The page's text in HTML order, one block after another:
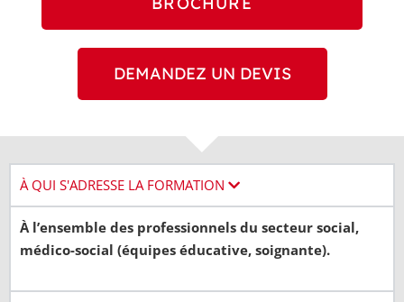
DEMANDEZ UN DEVIS
À QUI S'ADRESSE LA FORMATION
À l’ensemble des professionnels du secteur social,
médico-social (équipes éducative, soignante).